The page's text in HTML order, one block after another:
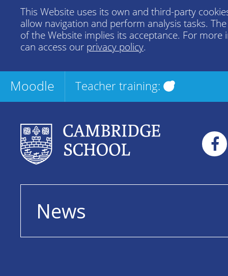
This Website uses its own and third-party
allow navigation and perform analysis tasks.
of the Website implies its acceptance. For more
can access our privacy policy.
Moodle Teacher training:
News